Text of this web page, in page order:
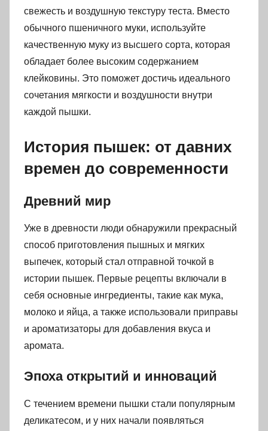
свежесть и воздушную текстуру теста. Вместо
обычного пшеничного муки, используйте
качественную муку из высшего сорта, которая
обладает более высоким содержанием
клейковины. Это поможет достичь идеального
сочетания мягкости и воздушности внутри
каждой пышки.
История пышек: от давних
времен до современности
Древний мир
Уже в древности люди обнаружили прекрасный
способ приготовления пышных и мягких
выпечек, который стал отправной точкой в
истории пышек. Первые рецепты включали в
себя основные ингредиенты, такие как мука,
молоко и яйца, а также использовали приправы
и ароматизаторы для добавления вкуса и
аромата.
Эпоха открытий и инноваций
С течением времени пышки стали популярным
деликатесом, и у них начали появляться